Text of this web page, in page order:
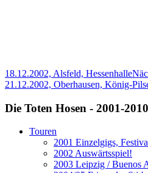
18.12.2002, Alsfeld, Hessenhalle
21.12.2002, Oberhausen, König-
Die Toten Hosen - 2001-2010
Touren
2001 Einzelgigs,
2002 Auswärtsspiel!
2003 Leipzig / Buenos